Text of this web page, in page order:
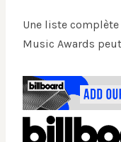
Une liste complète
Music Awards